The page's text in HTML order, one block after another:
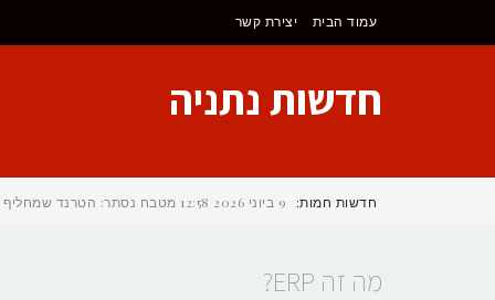
עמוד הבית יצירת קשר
חדשות נתניה
חדשות חמות: 9 ביוני 2026 12:58 מטבח נסתר: הטרנד שמחליף
מה זה ERP?